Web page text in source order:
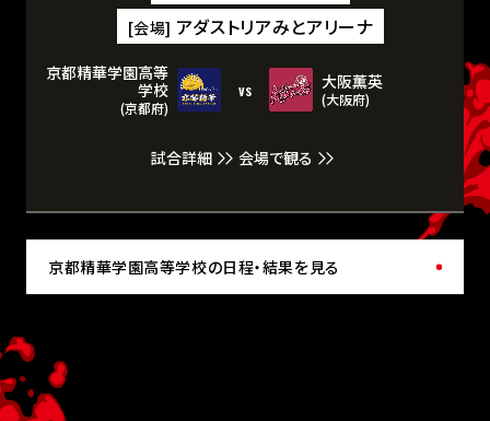
[会場] アダストリアみとアリーナ
京都精華学園高等
学校
(京都府)
vs 大阪薫英
(大阪府)
試合詳細 会場で観る
京都精華学園高等学校の日程・結果を見る